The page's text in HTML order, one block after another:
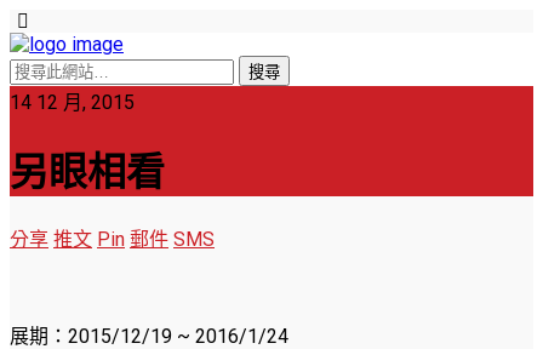
14 12 月, 2015
另眼相看
分享 推文 Pin 郵件 SMS
展期：2015/12/19 ~ 2016/1/24